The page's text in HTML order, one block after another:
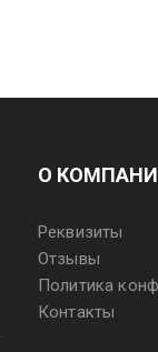
О
Реквизиты
Отзывы
Политика
Контакты